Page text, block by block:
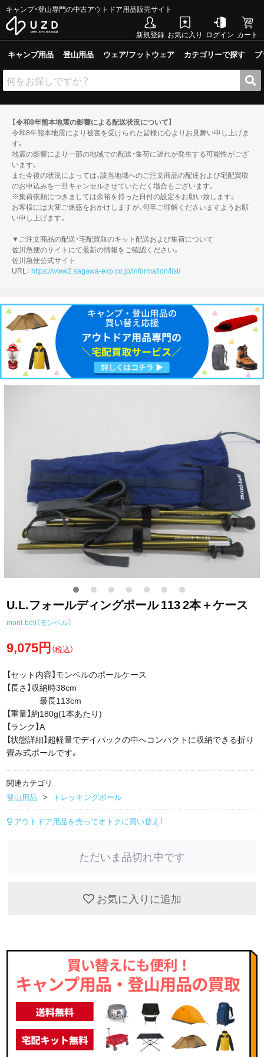
キャンプ・登山専門の中古アウトドア用品販売サイト
新規登録 お気に入り ログイン カート
キャンプ用品 登山用品 ウェア/フットウェア カテゴリーで探す
【令和8年熊本地震の影響による配送状況について】
令和8年熊本地震により被害を受けられた皆様に心よりお見舞い申し上げま
す。
地震の影響により一部の地域での配送・集荷に遅れが発生する可能性がござ
います。
また今後の状況によっては、該当地域へのご注文商品の配達および宅配買取
のお申込みを一旦キャンセルさせていただく場合もございます。
※集荷依頼につきましては余裕を持った日付の設定をお願い致します。
お客様には大変ご迷惑をおかけしますが、何卒ご理解くださいますようお願
い申し上げます。
▼ご注文商品の配送・宅配買取のキット配送および集荷について
佐川急便のサイトにて最新の情報をご確認ください。
佐川急便公式サイト
URL： https://www2.sagawa-exp.co.jp/information/list/
U.L.フォールディングポール 113 2本＋ケース
mont-bell（モンベル）
9,075円（税込）
【セット内容】モンベルのポールケース
【長さ】収納時38cm
最長113cm
【重量】約180g(1本あたり)
【ランク】A
【状態詳細】超軽量でデイパックの中へコンパクトに収納できる折り
畳み式ポールです。
関連カテゴリ
登山用品
トレッキングポール
アウトドア用品を売ってオトクに買い替え！
ただいま品切れ中です
お気に入りに追加